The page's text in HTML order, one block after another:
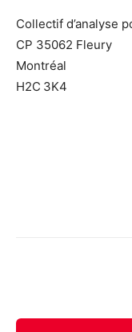
Collectif d’analyse
CP 35062 Fleury
Montréal
H2C 3K4